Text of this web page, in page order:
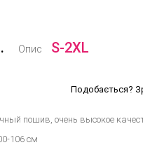
Опис S-2XL
Подобається?
пошив, очень высокое
106 см